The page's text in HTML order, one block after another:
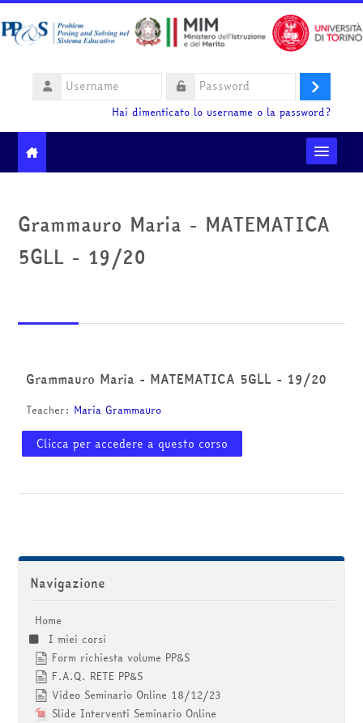
Username
Login
Hai dimenticato lo username o la password?
Ministero dell'Istruzione e del Merito
Italiano ‎(it)‎
Grammauro Maria - MATEMATICA
5GLL - 19/20
Grammauro Maria - MATEMATICA 5GLL - 19/20
Teacher: Maria Grammauro
Clicca per accedere a questo corso
Salta Navigazione
Navigazione
Home
I miei corsi
Form richiesta volume PP&S
F.A.Q. RETE PP&S
Video Seminario Online 18/12/23
Slide Interventi Seminario Online